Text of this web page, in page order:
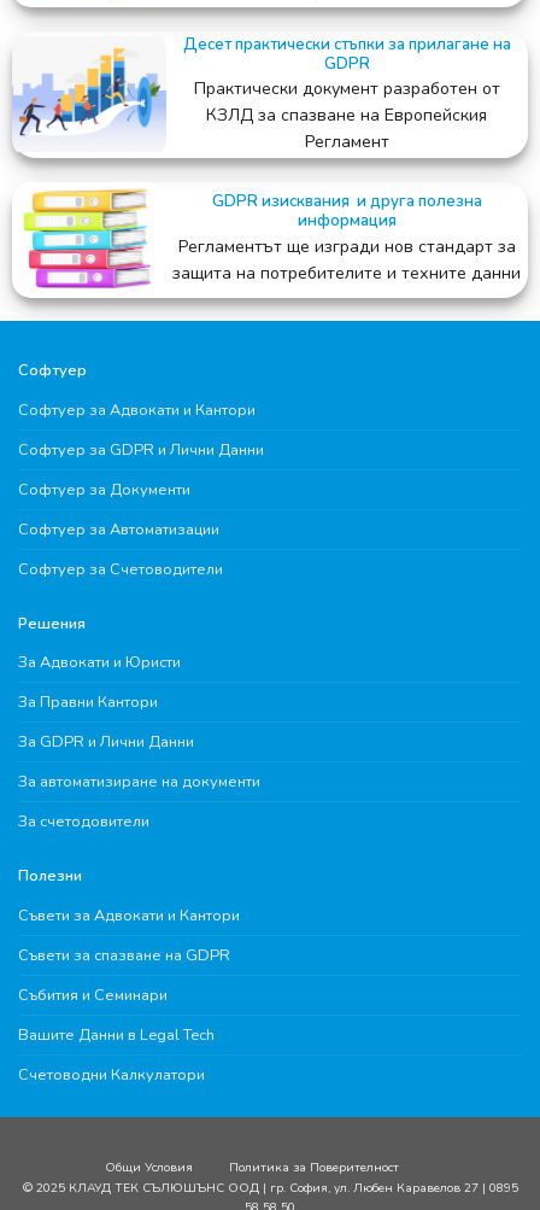
Десет практически стъпки за прилагане на
GDPR
Практически документ разработен от
КЗЛД за спазване на Европейския
Регламент
GDPR изисквания и друга полезна
информация
Регламентът ще изгради нов стандарт за
защита на потребителите и техните данни
Софтуер
Софтуер за Адвокати и Кантори
Софтуер за GDPR и Лични Данни
Софтуер за Документи
Софтуер за Автоматизации
Софтуер за Счетоводители
Решения
За Адвокати и Юристи
За Правни Кантори
За GDPR и Лични Данни
За автоматизиране на документи
За счетодовители
Полезни
Съвети за Адвокати и Кантори
Съвети за спазване на GDPR
Събития и Семинари
Вашите Данни в Legal Tech
Счетоводни Калкулатори
Общи Условия
Политика за Поверителност
© 2025 КЛАУД ТЕК СЪЛЮШЪНС ООД | гр. София, ул. Любен Каравелов 27 | 0895